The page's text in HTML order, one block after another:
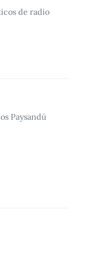
de radio
Paysandú